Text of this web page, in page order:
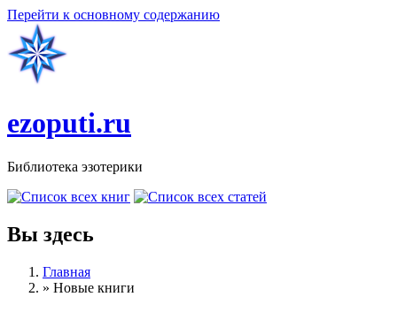
Перейти к основному содержанию
ezoputi.ru
Библиотека эзотерики
Вы здесь
Главная
» Новые книги